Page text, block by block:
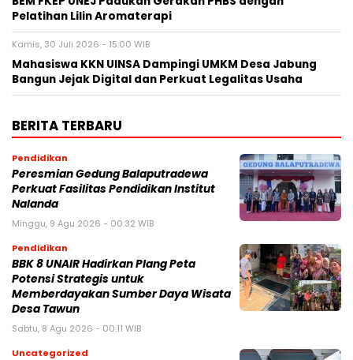
Pelatihan Lilin Aromaterapi
Kamis, 30 Juli 2026 - 15:00 WIB
Mahasiswa KKN UINSA Dampingi UMKM Desa Jabung
Bangun Jejak Digital dan Perkuat Legalitas Usaha
BERITA TERBARU
Pendidikan
Peresmian Gedung Balaputradewa
Perkuat Fasilitas Pendidikan Institut
Nalanda
Minggu, 9 Agu 2026 - 00:32 WIB
Pendidikan
BBK 8 UNAIR Hadirkan Plang Peta
Potensi Strategis untuk
Memberdayakan Sumber Daya Wisata
Desa Tawun
Sabtu, 8 Agu 2026 - 00:11 WIB
Uncategorized